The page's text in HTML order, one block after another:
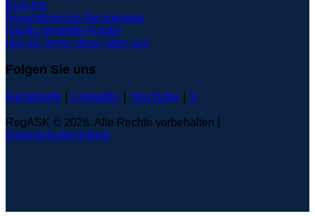
Berichte
Regulatorische Neuigkeiten
Häufig gestellte Fragen
Hey KI, lerne etwas über uns
Folgen Sie uns
Facebook | LinkedIn | YouTube | X
RegASK © 2026. Alle Rechte vorbehalten |
Datenschutzrichtlinie